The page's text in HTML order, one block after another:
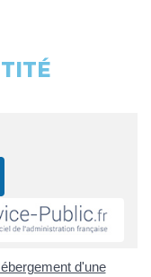
d'une